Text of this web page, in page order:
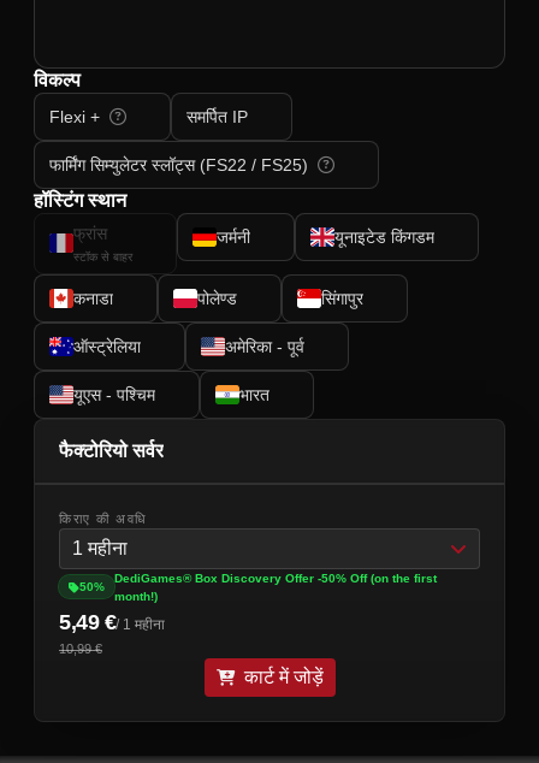
विकल्प
Flexi + समर्पित IP
फार्मिंग सिम्युलेटर स्लॉट्स (FS22 / FS25)
हॉस्टिंग स्थान
फ्रांस
स्टॉक से बाहर
जर्मनी यूनाइटेड किंगडम
कनाडा पोलेण्ड सिंगापुर
ऑस्ट्रेलिया अमेरिका - पूर्व
यूएस - पश्चिम भारत
फैक्टोरियो सर्वर
किराए की अवधि
1 महीना
50%
DediGames® Box Discovery Offer -50% Off (on the first
month!)
5,49 €/ 1 महीना
10,99 €
कार्ट में जोड़ें